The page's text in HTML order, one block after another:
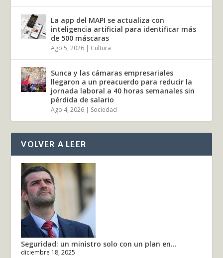
La app del MAPI se actualiza con
inteligencia artificial para identificar más
de 500 máscaras
Ago 5, 2026 | Cultura
Sunca y las cámaras empresariales
llegaron a un preacuerdo para reducir la
jornada laboral a 40 horas semanales sin
pérdida de salario
Ago 4, 2026 | Sociedad
VOLVER A LEER
Seguridad: un ministro solo con un plan en...
diciembre 18, 2025